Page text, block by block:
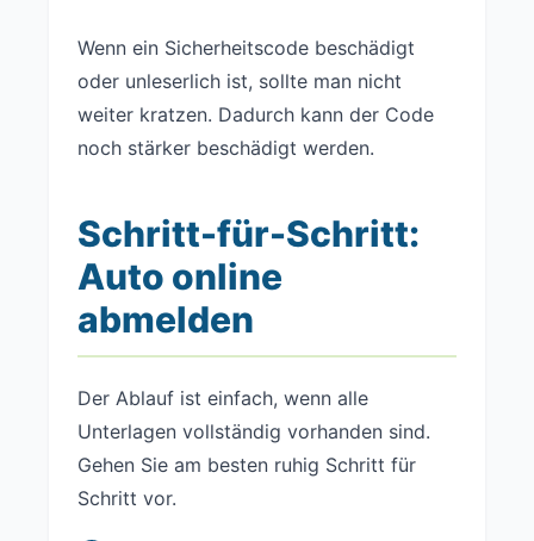
Wenn ein Sicherheitscode beschädigt
oder unleserlich ist, sollte man nicht
weiter kratzen. Dadurch kann der Code
noch stärker beschädigt werden.
Schritt-für-Schritt:
Auto online
abmelden
Der Ablauf ist einfach, wenn alle
Unterlagen vollständig vorhanden sind.
Gehen Sie am besten ruhig Schritt für
Schritt vor.